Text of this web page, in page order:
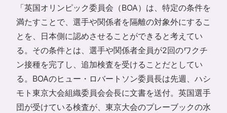
「英国オリンピック委員会（BOA）は、特定の条件を
満たすことで、選手や関係者を隔離の対象外にするこ
とを、日本側に認めさせることができると考えてい
る。その条件とは、選手や関係者全員が2回のワクチ
ン接種を完了し、追加検査を受けることだとしてい
る。BOAのヒュー・ロバートソン委員長は先週、ハシ
モト東京大会組織委員会会長に文書を送付。英国選手
団が受けている検査が、東京大会のプレーブックの水